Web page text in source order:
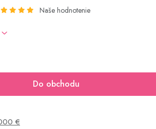
Naše hodnotenie
Do obchodu
€